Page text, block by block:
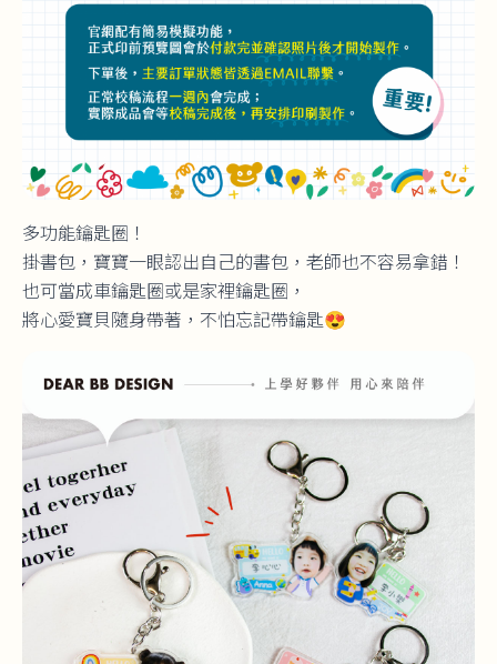
多功能鑰匙圈！
掛書包，寶寶一眼認出自己的書包，老師也不容易拿錯！
也可當成車鑰匙圈或是家裡鑰匙圈，
將心愛寶貝隨身帶著，不怕忘記帶鑰匙😍